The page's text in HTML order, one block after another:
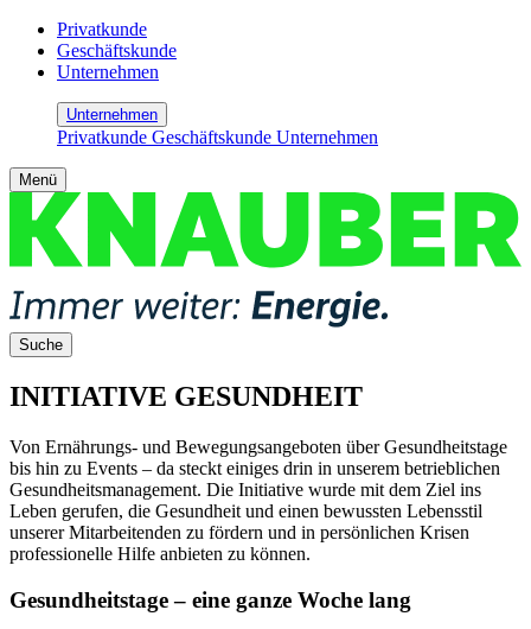
Privatkunde
Geschäftskunde
Unternehmen
Unternehmen
Privatkunde Geschäftskunde Unternehmen
Menü
Suche
INITIATIVE GESUNDHEIT
Von Ernährungs- und Bewegungsangeboten über Gesundheitstage
bis hin zu Events – da steckt einiges drin in unserem betrieblichen
Gesundheitsmanagement. Die Initiative wurde mit dem Ziel ins
Leben gerufen, die Gesundheit und einen bewussten Lebensstil
unserer Mitarbeitenden zu fördern und in persönlichen Krisen
professionelle Hilfe anbieten zu können.
Gesundheitstage – eine ganze Woche lang